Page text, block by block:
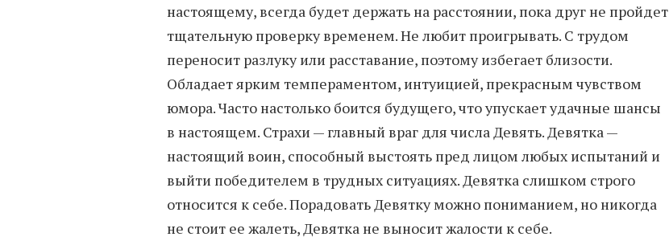
настоящему, всегда будет держать на расстоянии, пока друг не пройдет
тщательную проверку временем. Не любит проигрывать. С трудом
переносит разлуку или расставание, поэтому избегает близости.
Обладает ярким темпераментом, интуицией, прекрасным чувством
юмора. Часто настолько боится будущего, что упускает удачные шансы
в настоящем. Страхи — главный враг для числа Девять. Девятка —
настоящий воин, способный выстоять пред лицом любых испытаний и
выйти победителем в трудных ситуациях. Девятка слишком строго
относится к себе. Порадовать Девятку можно пониманием, но никогда
не стоит ее жалеть, Девятка не выносит жалости к себе.